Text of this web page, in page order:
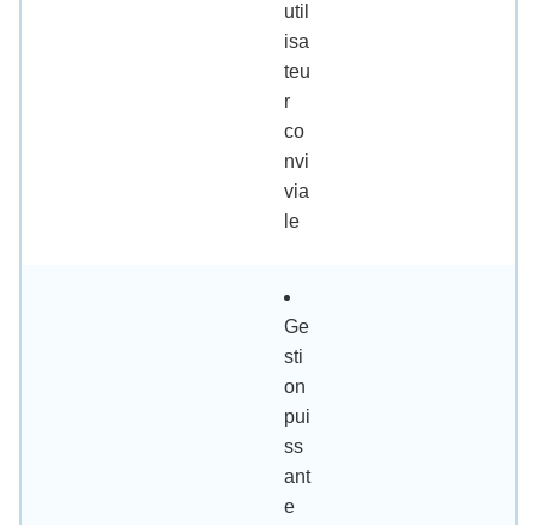
util
isa
teu
r
co
nvi
via
le
Ge
sti
on
pui
ss
ant
e